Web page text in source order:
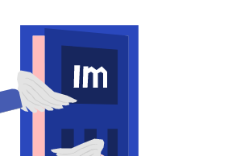
IT-компания,
в области бизнес-
Выросли
Process
среди